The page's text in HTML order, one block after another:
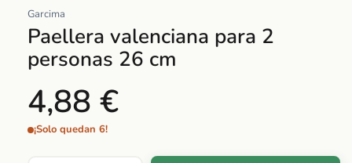
multimedia
1
en
una
modal
Garcima
Paellera valenciana para 2
personas 26 cm
4,88 €
¡Solo quedan 6!